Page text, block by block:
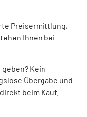
Preisermittlung,
Ihnen bei
Kein
Übergabe und
beim Kauf.